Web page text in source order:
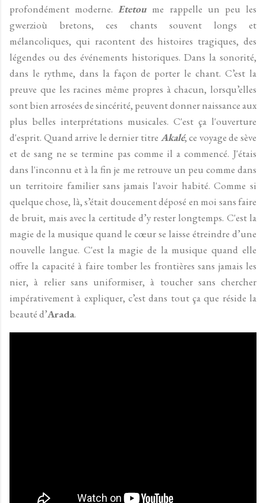
profondément moderne.Etetou me rappelle un peu les
gwerzioù bretons, ces chants souvent longs et
mélancoliques, qui racontent des histoires tragiques, des
légendes ou des événements historiques. Dans la sonorité,
dans le rythme, dans la façon de porter le chant. C’est la
preuve que les racines même propres à chacun, lorsqu’elles
sont bien arrosées de sincérité, peuvent donner naissance aux
plus belles interprétations musicales. C'est ça l'ouverture
d'esprit. Quand arrive le dernier titre Akalé, ce voyage de sève
et de sang ne se termine pas comme il a commencé. J'étais
dans l'inconnu et à la fin je me retrouve un peu comme dans
un territoire familier sans jamais l'avoir habité. Comme si
quelque chose, là, s’était doucement déposé en moi sans faire
de bruit, mais avec la certitude d’y rester longtemps. C'est la
magie de la musique quand le cœur se laisse étreindre d’une
nouvelle langue. C'est la magie de la musique quand elle
offre la capacité à faire tomber les frontières sans jamais les
nier, à relier sans uniformiser, à toucher sans chercher
impérativement à expliquer, c’est dans tout ça que réside la
beauté d’Arada.